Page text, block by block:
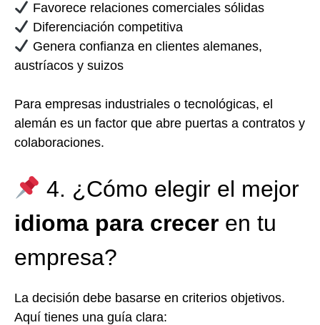
Favorece relaciones comerciales sólidas
Diferenciación competitiva
Genera confianza en clientes alemanes,
austríacos y suizos
Para empresas industriales o tecnológicas, el
alemán es un factor que abre puertas a contratos y
colaboraciones.
4. ¿Cómo elegir el mejor
idioma para crecer en tu
empresa?
La decisión debe basarse en criterios objetivos.
Aquí tienes una guía clara: